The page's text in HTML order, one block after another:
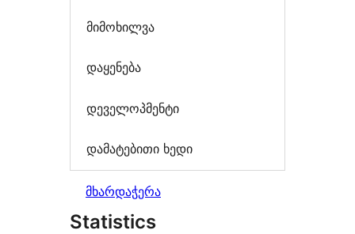
მიმოხილვა
დაყენება
დეველოპმენტი
დამატებითი ხედი
მხარდაჭერა
Statistics